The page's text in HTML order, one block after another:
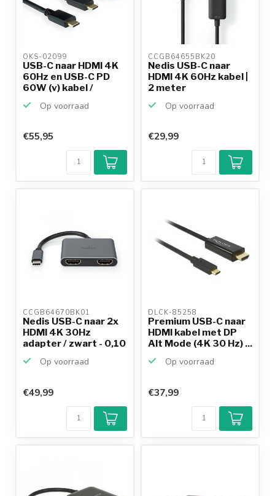
OKS-02099
USB-C naar HDMI 4K
60Hz en USB-C PD
60W (v) kabel /
Op voorraad
€55,95
CCGB64655BK20
Nedis USB-C naar
HDMI 4K 60Hz kabel |
2 meter
Op voorraad
€29,99
CCGB64670BK01
Nedis USB-C naar 2x
HDMI 4K 30Hz
adapter / zwart - 0,10
Op voorraad
€49,99
DLCK-85258
Premium USB-C naar
HDMI kabel met DP
Alt Mode (4K 30 Hz) ...
Op voorraad
Klantenbeoordeling
9,2/10
Achteraf
betalen mogelijk
€37,99